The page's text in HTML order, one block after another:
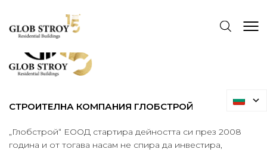
СТРОИТЕЛНА КОМПАНИЯ ГЛОБСТРОЙ
„Глобстрой“ ЕООД стартира дейността си през 2008
година и от тогава насам не спира да инвестира,